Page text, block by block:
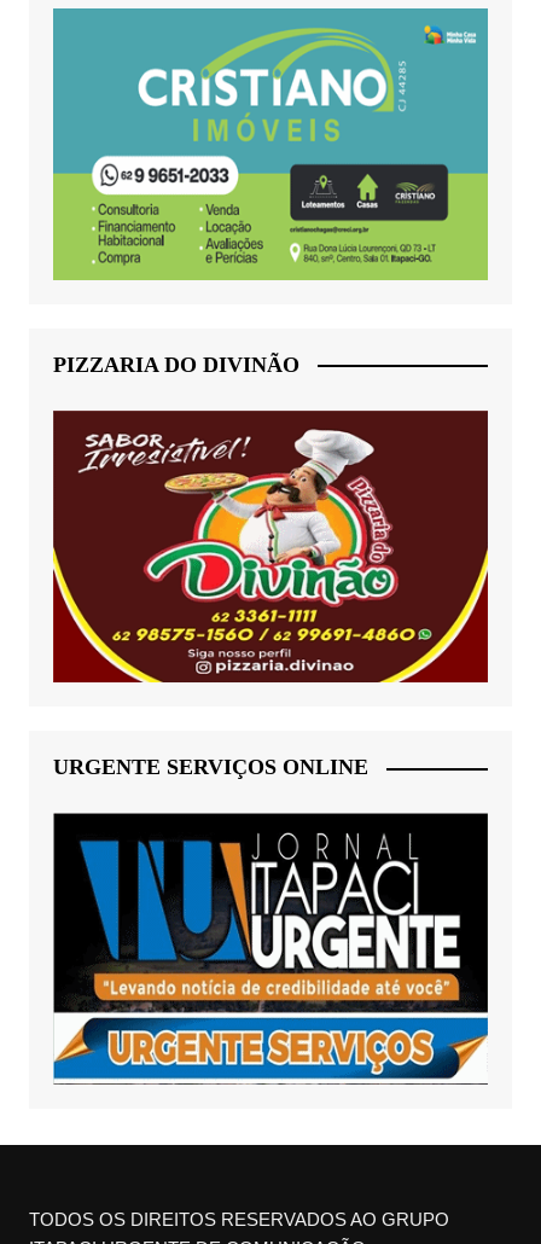
PIZZARIA DO DIVINÃO
URGENTE SERVIÇOS ONLINE
TODOS OS DIREITOS RESERVADOS AO GRUPO